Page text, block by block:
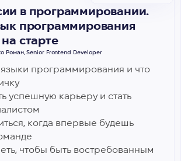
в программировании.
программирования
старте
Роман, Senior Frontend Developer
программирования и что
успешную карьеру и стать
когда впервые будешь
чтобы быть востребованным